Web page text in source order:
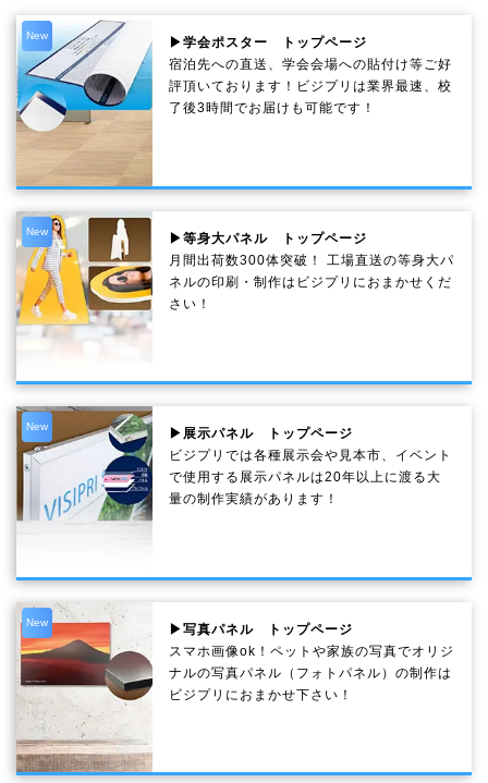
New
▶学会ポスター トップページ
宿泊先への直送、学会会場への貼付け等ご好
評頂いております！ビジプリは業界最速、校
了後3時間でお届けも可能です！
New
▶等身大パネル トップページ
月間出荷数300体突破！ 工場直送の等身大パ
ネルの印刷・制作は ビジプリ におまかせくだ
さい！
New
▶展示パネル トップページ
ビジプリでは各種展示会や見本市、イベント
で使用する展示パネルは20年以上に渡る大
量の制作実績があります！
New
▶写真パネル トップページ
スマホ画像ok！ペットや家族の写真でオリジ
ナルの写真パネル（フォトパネル）の制作は
ビジプリにおまかせ下さい！